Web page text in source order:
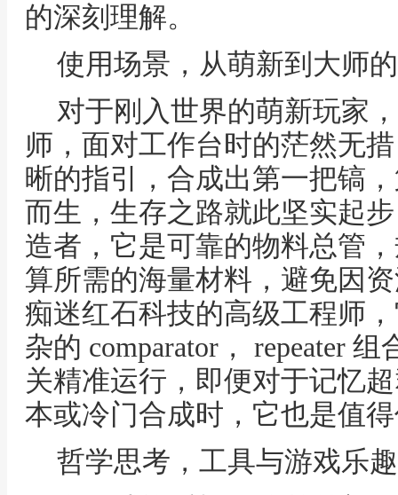
的深刻理解。
使用场景，从萌新到大师
对于刚入世界的萌新玩家
师，面对工作台时的茫然无
晰的指引，合成出第一把镐
而生，生存之路就此坚实起
造者，它是可靠的物料总管
算所需的海量材料，避免因
痴迷红石科技的高级工程师
杂的 comparator， repeater
关精准运行，即便对于记忆
本或冷门合成时，它也是值
哲学思考，工具与游戏乐